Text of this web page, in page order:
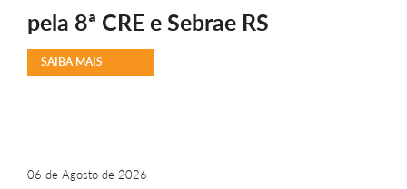
pela 8ª CRE e Sebrae RS
SAIBA MAIS
06 de Agosto de 2026